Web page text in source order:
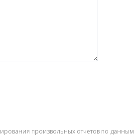
произвольных отчетов по данным